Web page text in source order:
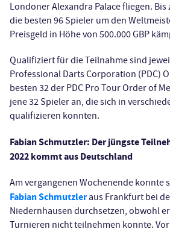
Londoner Alexandra Palace fliegen.
die besten 96 Spieler um den
Preisgeld in Höhe von 500.000 GBP
Qualifiziert für die Teilnahme sind
Professional Darts Corporation (PDC)
besten 32 der PDC Pro Tour Order of
jene 32 Spieler an, die sich in
qualifizieren konnten.
Fabian Schmutzler: Der jüngste
2022 kommt aus Deutschland
Am vergangenen Wochenende konnte
Fabian Schmutzleraus Frankfurt bei
Niedernhausen durchsetzen, obwohl
Turnieren nicht teilnehmen konnte. Vor